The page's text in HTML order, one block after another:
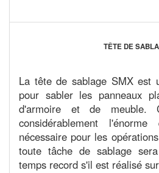
TÊTE DE
La tête de sablage SMX est
pour sabler les panneaux
d'armoire et de meuble.
considérablement
nécessaire pour les
toute tâche de sablage
temps record s'il est réalisé